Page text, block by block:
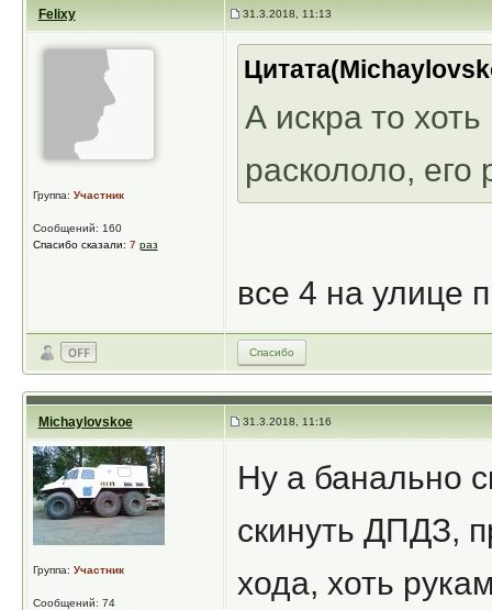
Felixy 31.3.2018, 11:13
Группа: Участник
Сообщений: 160
Спасибо сказали: 7 раз
А искра то
раскололо,
все 4 на улице
Спасибо
Michaylovskoe 31.3.2018, 11:16
Группа: Участник
Сообщений: 74
Ну а банально
скинуть ДПДЗ,
хода, хоть